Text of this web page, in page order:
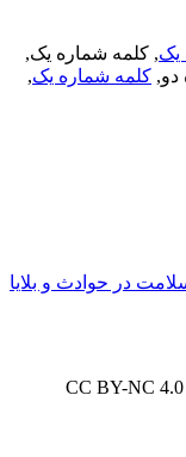
, کلمه شماره یک,
کلمه شماره یک,
در حوادث و بلایا